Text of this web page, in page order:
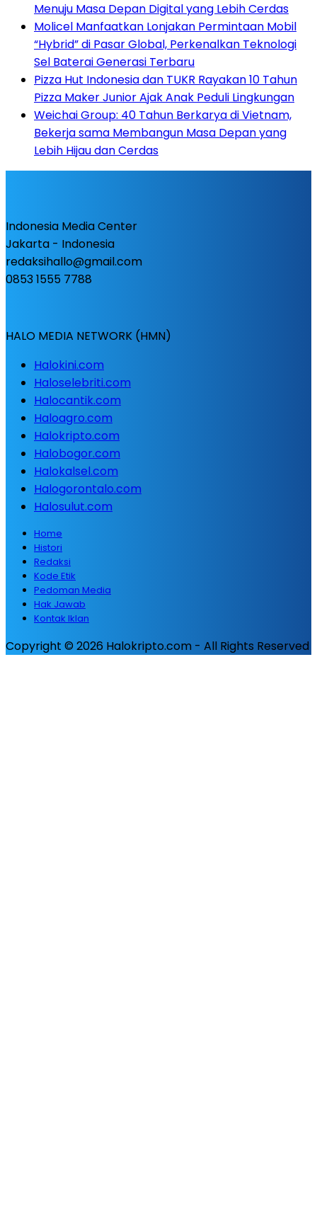
Menuju Masa Depan Digital yang Lebih Cerdas
Molicel Manfaatkan Lonjakan Permintaan Mobil
“Hybrid” di Pasar Global, Perkenalkan Teknologi
Sel Baterai Generasi Terbaru
Pizza Hut Indonesia dan TUKR Rayakan 10 Tahun
Pizza Maker Junior Ajak Anak Peduli Lingkungan
Weichai Group: 40 Tahun Berkarya di Vietnam,
Bekerja sama Membangun Masa Depan yang
Lebih Hijau dan Cerdas
Indonesia Media Center
Jakarta - Indonesia
redaksihallo@gmail.com
0853 1555 7788
HALO MEDIA NETWORK (HMN)
Halokini.com
Haloselebriti.com
Halocantik.com
Haloagro.com
Halokripto.com
Halobogor.com
Halokalsel.com
Halogorontalo.com
Halosulut.com
Home
Histori
Redaksi
Kode Etik
Pedoman Media
Hak Jawab
Kontak Iklan
Copyright © 2026 Halokripto.com - All Rights Reserved